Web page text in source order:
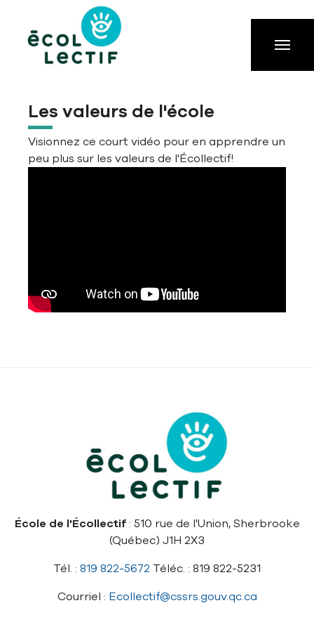
Aller à la navigation principale
Aller au contenu principal
Passer au pied de page
Les valeurs de l'école
Visionnez ce court vidéo pour en apprendre un
peu plus sur les valeurs de l'Écollectif!
École de l'Écollectif: 510 rue de l'Union, Sherbrooke
(Québec) J1H 2X3
Tél. : 819 822-5672 Téléc. : 819 822-5231
Courriel : Ecollectif@cssrs.gouv.qc.ca